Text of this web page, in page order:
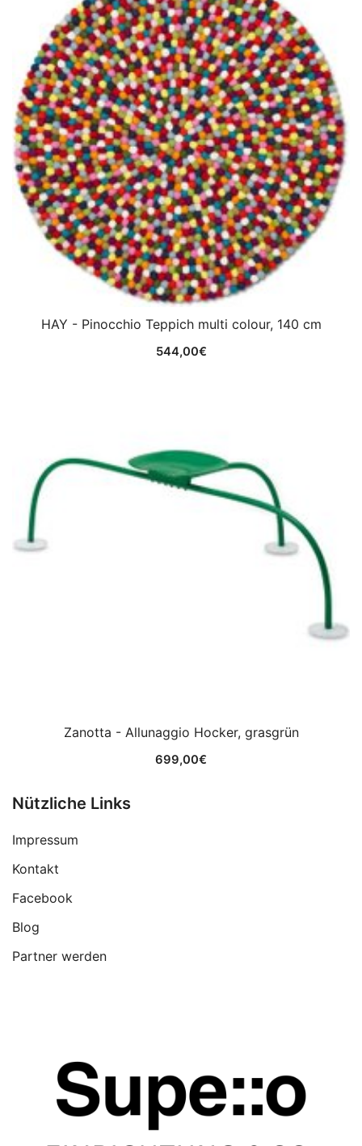
HAY - Pinocchio Teppich multi colour, 140 cm
544,00€
Zanotta - Allunaggio Hocker, grasgrün
699,00€
Nützliche Links
Impressum
Kontakt
Facebook
Blog
Partner werden